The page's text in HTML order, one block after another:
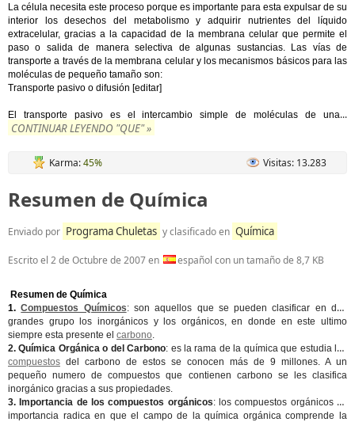
La célula necesita este proceso porque es importante para esta expulsar de su
interior los desechos del metabolismo y adquirir nutrientes del líquido
extracelular, gracias a la capacidad de la membrana celular que permite el
paso o salida de manera selectiva de algunas sustancias. Las vías de
transporte a través de la membrana celular y los mecanismos básicos para las
moléculas de pequeño tamaño son:
Transporte pasivo o difusión [editar]
El transporte pasivo es el intercambio simple de moléculas de una...
CONTINUAR LEYENDO "QUE" »
Karma:45% Visitas: 13.283
Resumen de Química
Enviado por Programa Chuletas y clasificado en Química
Escrito el 2 de Octubre de 2007en español con un tamaño de 8,7 KB
Resumen de Química
1.Compuestos Químicos: son aquellos que se pueden clasificar en dos
grandes grupo los inorgánicos y los orgánicos, en donde en este ultimo
siempre esta presente el carbono.
2. Química Orgánica o del Carbono: es la rama de la química que estudia los
compuestos del carbono de estos se conocen más de 9 millones. A un
pequeño numero de compuestos que contienen carbono se les clasifica
inorgánico gracias a sus propiedades.
3. Importancia de los compuestos orgánicos: los compuestos orgánicos su
importancia radica en que el campo de la química orgánica comprende la